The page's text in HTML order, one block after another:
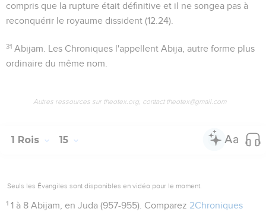
compris que la rupture était définitive et il ne songea pas à
reconquérir le royaume dissident (12.24).
31 Abijam . Les Chroniques l'appellent Abija, autre forme plus
ordinaire du même nom.
Autres ressources sur theotex.org, contact theotex@gmail.com
1 Rois 15
Seuls les Évangiles sont disponibles en vidéo pour le moment.
1 1 à 8 Abijam, en Juda (957-955). Comparez 2Chroniques